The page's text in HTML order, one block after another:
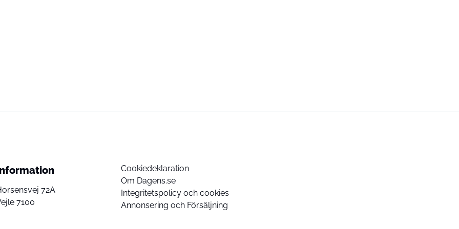
72A
7100
Cookiedeklaration
Om Dagens.se
Integritetspolicy och cookies
Annonsering och Försäljning